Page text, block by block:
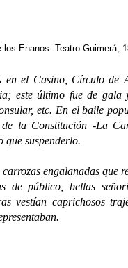
los Enanos. Teatro Guimerá,
Casino, Círculo de
este último fue de gala
etc. En el baile
la Constitución -La
que suspenderlo.
engalanadas que
de público, bellas
vestían caprichosos